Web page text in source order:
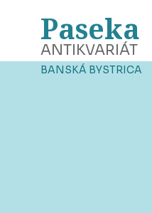
Paseka
ANTIKVARIÁT
BANSKÁ BYSTRICA